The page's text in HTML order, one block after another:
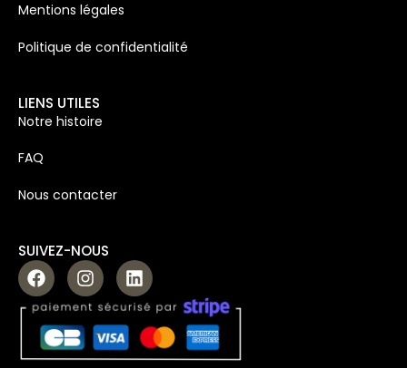
Mentions légales
Politique de confidentialité
LIENS UTILES
Notre histoire
FAQ
Nous contacter
SUIVEZ-NOUS